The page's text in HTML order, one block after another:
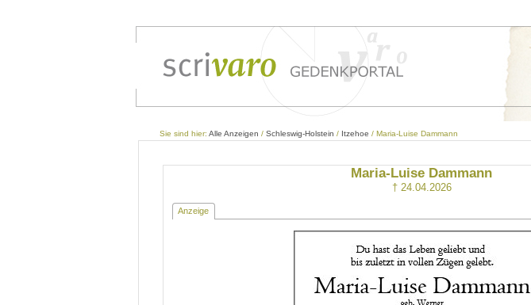
Sie sind hier: Alle Anzeigen / Schleswig-Holstein / Itzehoe / Maria-Luise Dammann
Maria-Luise Dammann
† 24.04.2026
Anzeige